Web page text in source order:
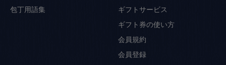
包丁用語集
ギフトサービス
ギフト券の使い方
会員規約
会員登録